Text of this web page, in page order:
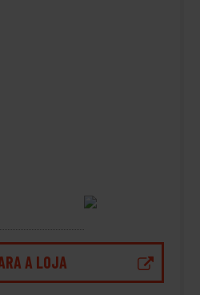
A LOJA